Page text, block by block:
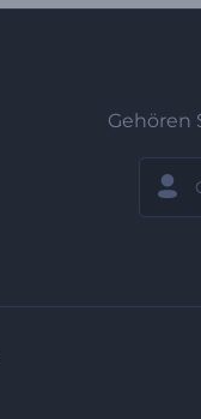
Gehören